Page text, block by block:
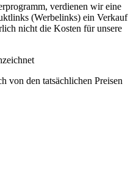
verdienen wir eine
(Werbelinks) ein Verkauf
nicht die Kosten für unsere
von den tatsächlichen Preisen